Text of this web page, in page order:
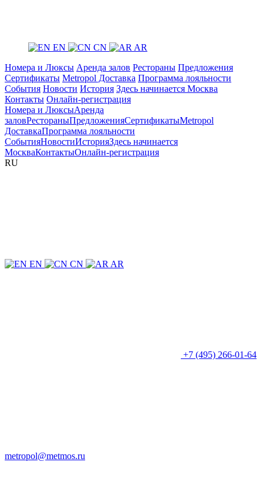
EN CN
AR
Номера и Люксы Аренда залов Рестораны Предложения
Сертификаты Metropol Доставка Программа лояльности
События Новости История Здесь начинается Москва
Контакты Онлайн-регистрация
Номера и ЛюксыАренда
заловРестораныПредложенияСертификатыMetropol
ДоставкаПрограмма лояльности
СобытияНовостиИсторияЗдесь начинается
МоскваКонтактыОнлайн-регистрация
RU
EN CN AR
+7 (495) 266-01-64
metropol@metmos.ru